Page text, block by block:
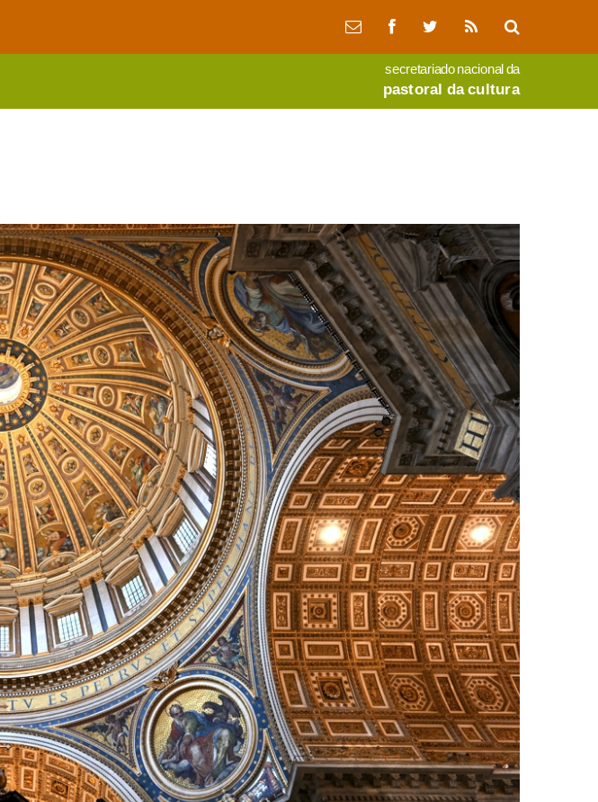
secretariado nacional da
pastoral da cultura